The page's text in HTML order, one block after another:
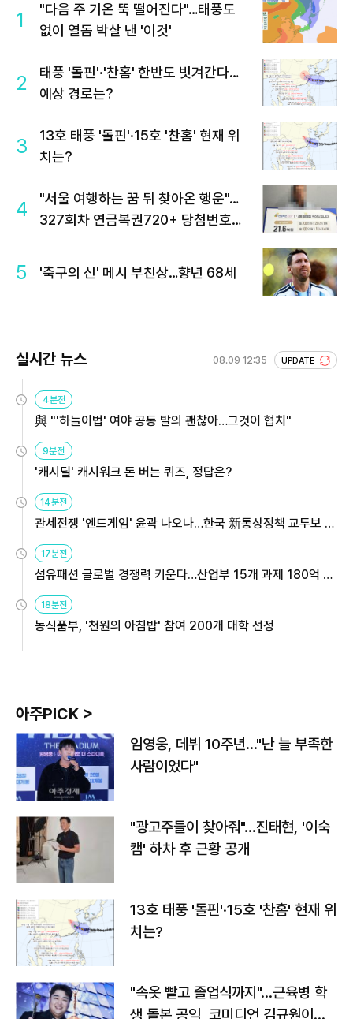
1
"다음 주 기온 뚝 떨어진다"…태풍도
없이 열돔 박살 낸 '이것'
2
태풍 '돌핀'·'찬홈' 한반도 빗겨간다…
예상 경로는?
3
13호 태풍 '돌핀'·15호 '찬홈' 현재 위
치는?
4
"서울 여행하는 꿈 뒤 찾아온 행운"…
327회차 연금복권720+ 당첨번호조
5 '축구의 신' 메시 부친상…향년 68세
실시간 뉴스 08.09 12:35 UPDATE
4분전
與 "'하늘이법' 여야 공동 발의 괜찮아…그것이 협치"
9분전
'캐시딜' 캐시워크 돈 버는 퀴즈, 정답은?
14분전
관세전쟁 '엔드게임' 윤곽 나오나…한국 新통상정책 교두보 활
용해야
17분전
섬유패션 글로벌 경쟁력 키운다…산업부 15개 과제 180억 지
원
18분전
농식품부, '천원의 아침밥' 참여 200개 대학 선정
아주PICK >
임영웅, 데뷔 10주년…"난 늘 부족한
사람이었다"
"광고주들이 찾아줘"…진태현, '이숙
캠' 하차 후 근황 공개
13호 태풍 '돌핀'·15호 '찬홈' 현재 위
치는?
"속옷 빨고 졸업식까지"…근육병 학
생 돌본 공익, 코미디언 김규원이었